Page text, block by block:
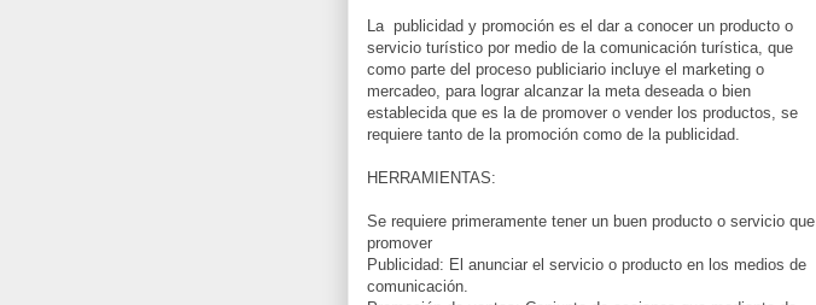
La publicidad y promoción es el dar a conocer un producto o
servicio turístico por medio de la comunicación turística, que
como parte del proceso publiciario incluye el marketing o
mercadeo, para lograr alcanzar la meta deseada o bien
establecida que es la de promover o vender los productos, se
requiere tanto de la promoción como de la publicidad.
HERRAMIENTAS:
Se requiere primeramente tener un buen producto o servicio que
promover
Publicidad: El anunciar el servicio o producto en los medios de
comunicación.